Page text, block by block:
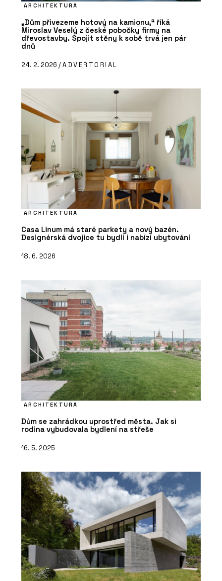
ARCHITEKTURA
„Dům přivezeme hotový na kamionu,“ říká
Miroslav Veselý z české pobočky firmy na
dřevostavby. Spojit stěny k sobě trvá jen pár
dnů
24. 2. 2026 /ADVERTORIAL
ARCHITEKTURA
Casa Linum má staré parkety a nový bazén.
Designérská dvojice tu bydlí i nabízí ubytování
18. 6. 2026
ARCHITEKTURA
Dům se zahrádkou uprostřed města. Jak si
rodina vybudovala bydlení na střeše
16. 5. 2025